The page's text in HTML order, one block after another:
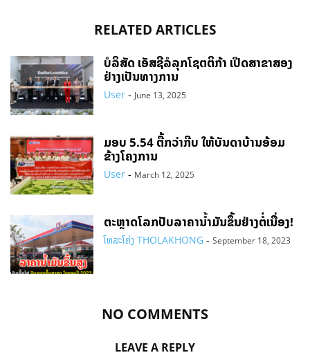
RELATED ARTICLES
ບໍລິສັດ ເອັສຊີລໍລຸກໂຊຕຕິກ້າ ເປີດສາຂາສອງ
ຢ່າງເປັນທາງການ
User - June 13, 2025
ມອບ 5.54 ຕື້ກວ່າກີບ ໃຫ້ບັນດາບ້ານອ້ອມ
ຂ້າງໂຄງການ
User - March 12, 2025
ຕະຫຼາດໂລກປັບລາຄານ້ຳມັນຂຶ້ນຢ່າງຕໍ່ເນື່ອງ!
ໂທລະໂຄ່ງ THOLAKHONG - September 18, 2023
NO COMMENTS
LEAVE A REPLY